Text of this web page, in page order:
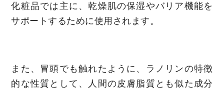
化粧品では主に、乾燥肌の保湿やバリア機能を
サポートするために使用されます。
また、冒頭でも触れたように、ラノリンの特徴
的な性質として、人間の皮膚脂質とも似た成分